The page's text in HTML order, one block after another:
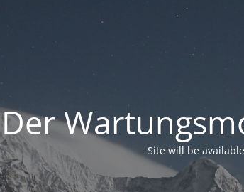
Der
Site will be